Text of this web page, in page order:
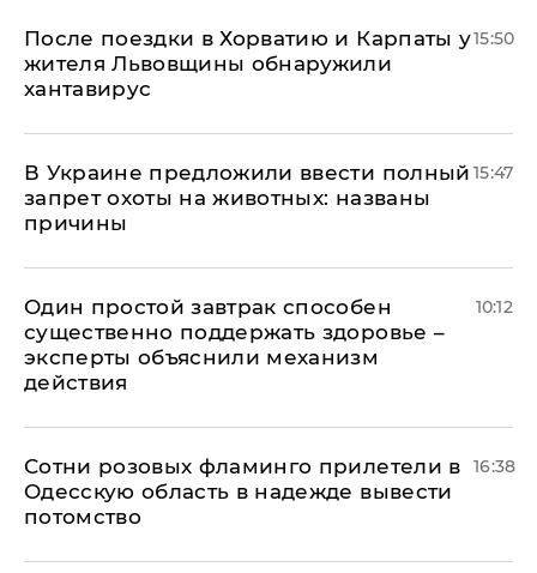
После поездки в Хорватию и Карпаты у
жителя Львовщины обнаружили
хантавирус
15:50
В Украине предложили ввести полный
запрет охоты на животных: названы
причины
15:47
Один простой завтрак способен
существенно поддержать здоровье –
эксперты объяснили механизм
действия
10:12
Сотни розовых фламинго прилетели в
Одесскую область в надежде вывести
потомство
16:38